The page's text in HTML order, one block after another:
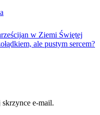
w Ziemi Świętej
ale pustym sercem?
e-mail.